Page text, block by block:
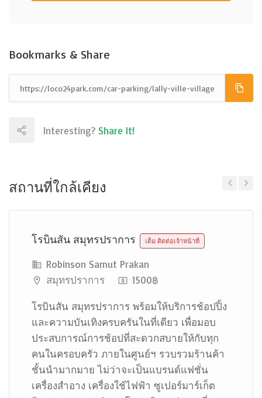
Bookmarks & Share
Interesting? Share It!
สถานที่ใกล้เคียง
โรบินสัน สมุทรปราการ เต็ม ติดต่อเจ้าหน้าที่
Robinson Samut Prakan
สมุทรปราการ
1500฿
โรบินสัน สมุทรปราการ พร้อมให้บริการช้อปปิ้ง
และความบันเทิงครบครันในที่เดียว เพื่อมอบ
ประสบการณ์การช้อปที่สะดวกสบายให้กับทุก
คนในครอบครัว ภายในศูนย์ฯ รวบรวมร้านค้า
ชั้นนำมากมาย ไม่ว่าจะเป็นแบรนด์แฟชั่น
เครื่องสำอาง เครื่องใช้ไฟฟ้า ซูเปอร์มาร์เก็ต